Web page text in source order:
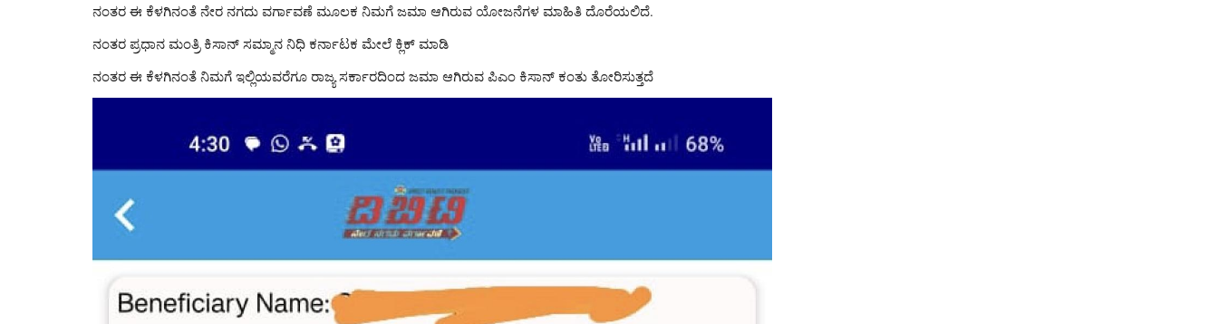
ನಂತರ ಈ ಕೆಳಗಿನಂತೆ ನೇರ ನಗದು ವರ್ಗಾವಣೆ ಮೂಲಕ ನಿಮಗೆ ಜಮಾ ಆಗಿರುವ ಯೋಜನೆಗಳ ಮಾಹಿತಿ ದೊರೆಯಲಿದೆ.
ನಂತರ ಪ್ರಧಾನ ಮಂತ್ರಿ ಕಿಸಾನ್ ಸಮ್ಮಾನ ನಿಧಿ ಕರ್ನಾಟಕ ಮೇಲೆ ಕ್ಲಿಕ್ ಮಾಡಿ
ನಂತರ ಈ ಕೆಳಗಿನಂತೆ ನಿಮಗೆ ಇಲ್ಲಿಯವರೆಗೂ ರಾಜ್ಯ ಸರ್ಕಾರದಿಂದ ಜಮಾ ಆಗಿರುವ ಪಿಎಂ ಕಿಸಾನ್ ಕಂತು ತೋರಿಸುತ್ತದೆ